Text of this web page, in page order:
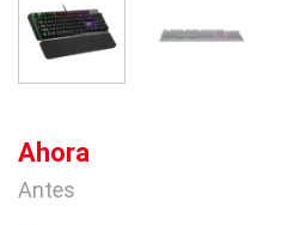
Ahora
Antes